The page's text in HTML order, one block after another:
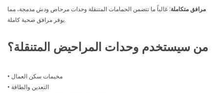
مرافق متكاملة: غالباً ما تتضمن الحمامات المتنقلة وحدات مرحاض ودش مدمجة، مما
يوفر مرافق صحية كاملة.
من سيستخدم وحدات المراحيض المتنقلة؟
• مخيمات سكن العمال
• التعدين والطاقة